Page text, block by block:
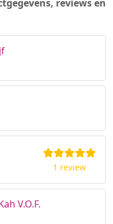
reviews en
1 review
V.O.F.